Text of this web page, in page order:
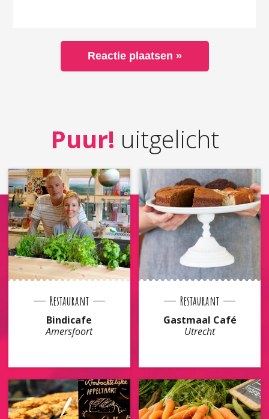
Puur! uitgelicht
Restaurant
Bindicafe
Amersfoort
Restaurant
Gastmaal Café
Utrecht